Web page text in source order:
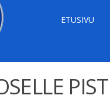
ETUSIVU